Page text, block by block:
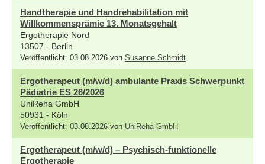
Handtherapie und Handrehabilitation mit
Willkommensprämie 13. Monatsgehalt
Ergotherapie Nord
13507 - Berlin
Veröffentlicht: 03.08.2026 von Susanne Schmidt
Ergotherapeut (m/w/d) ambulante Praxis Schwerpunkt
Pädiatrie ES 26/2026
UniReha GmbH
50931 - Köln
Veröffentlicht: 03.08.2026 von UniReha GmbH
Ergotherapeut (m/w/d) – Psychisch-funktionelle
Ergotherapie